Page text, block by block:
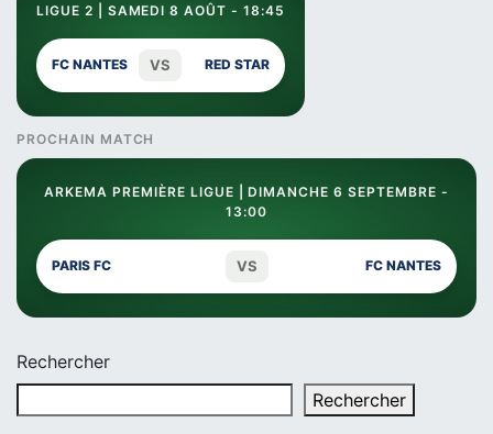
LIGUE 2 | SAMEDI 8 AOÛT - 18:45
FC NANTES VS RED STAR
PROCHAIN MATCH
ARKEMA PREMIÈRE LIGUE | DIMANCHE 6 SEPTEMBRE -
13:00
PARIS FC VS FC NANTES
Rechercher
Rechercher